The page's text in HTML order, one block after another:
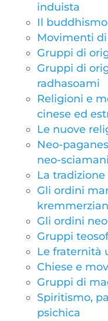
induista
Il
Movimenti
Gruppi di
Gruppi di
radhasoami
Religioni e
cinese ed
Le nuove
Neo-
neo-
La
Gli ordini
Gli ordini
Gruppi
Le fraternità
Chiese e
Gruppi di
Spiritismo,
psichica